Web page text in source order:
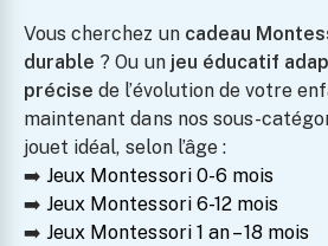
Vous cherchez un cadeau
durable ? Ou un jeu éducatif
précise de l’évolution de votre
maintenant dans nos sous-
jouet idéal, selon l’âge :
➡️Jeux Montessori 0-6 mois
➡️Jeux Montessori 6-12 mois
➡️Jeux Montessori 1 an – 18 mois